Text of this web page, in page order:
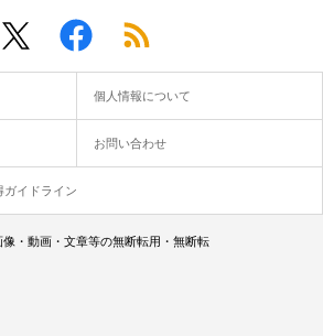
個人情報について
お問い合わせ
ガイドライン
・動画・文章等の無断転用・無断転